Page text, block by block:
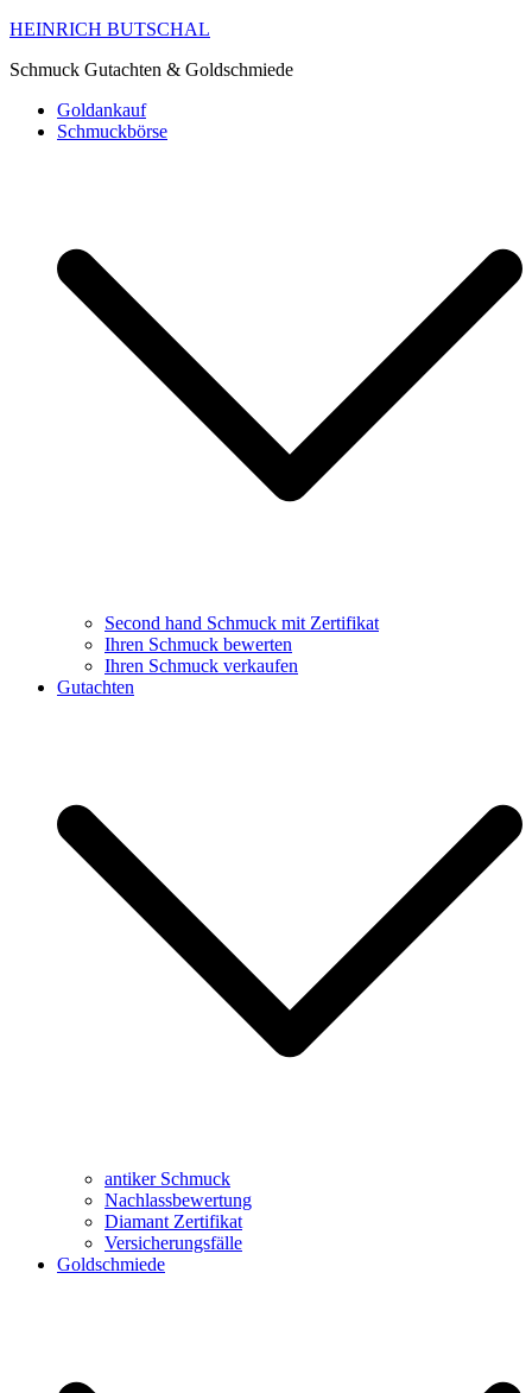
HEINRICH BUTSCHAL
Schmuck Gutachten & Goldschmiede
Goldankauf
Schmuckbörse
Second hand Schmuck mit Zertifikat
Ihren Schmuck bewerten
Ihren Schmuck verkaufen
Gutachten
antiker Schmuck
Nachlassbewertung
Diamant Zertifikat
Versicherungsfälle
Goldschmiede